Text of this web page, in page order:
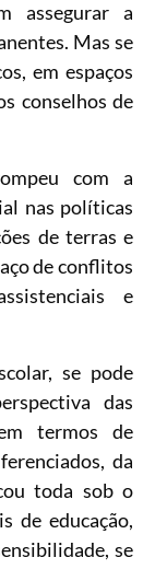
assegurar a
Mas se
em espaços
conselhos de
com a
nas políticas
de terras e
de conflitos
e
se pode
das
termos de
da
toda sob o
de educação,
se